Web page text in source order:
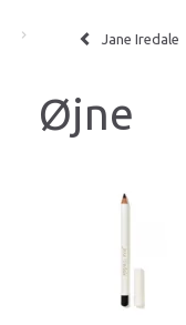
Jane Iredale
Øjne